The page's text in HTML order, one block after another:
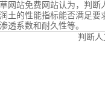
网站免费网站认为，判
土的性能指标能否满足
透系数和耐久性等。